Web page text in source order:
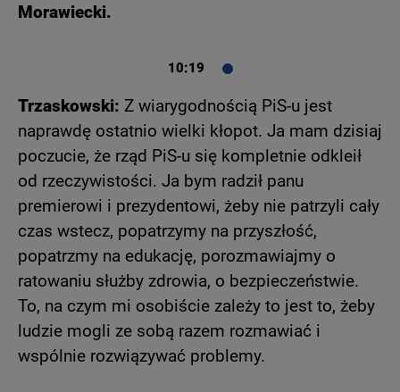
Morawiecki.
10:19
Trzaskowski: Z wiarygodnością PiS-u jest
naprawdę ostatnio wielki kłopot. Ja mam dzisiaj
poczucie, że rząd PiS-u się kompletnie odkleił
od rzeczywistości. Ja bym radził panu
premierowi i prezydentowi, żeby nie patrzyli cały
czas wstecz, popatrzymy na przyszłość,
popatrzmy na edukację, porozmawiajmy o
ratowaniu służby zdrowia, o bezpieczeństwie.
To, na czym mi osobiście zależy to jest to, żeby
ludzie mogli ze sobą razem rozmawiać i
wspólnie rozwiązywać problemy.